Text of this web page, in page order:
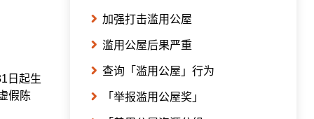
日起生
假陈
加强打击滥用公屋
滥用公屋后果严重
查询「滥用公屋」行为
「举报滥用公屋奖」